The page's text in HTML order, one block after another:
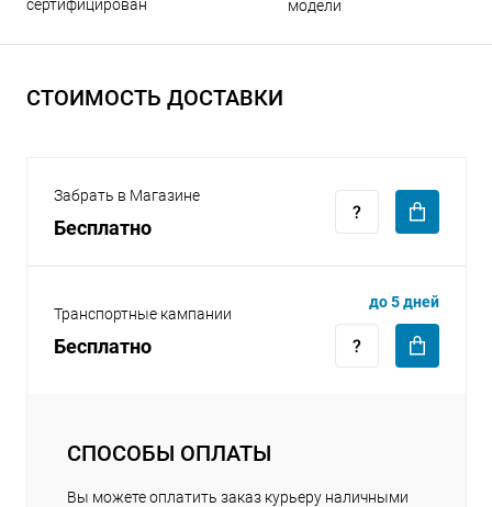
сертифицирован
модели
СТОИМОСТЬ ДОСТАВКИ
Забрать в Магазине
Бесплатно
Транспортные кампании
Бесплатно
до 5 дней
СПОСОБЫ ОПЛАТЫ
Вы можете оплатить заказ курьеру наличными